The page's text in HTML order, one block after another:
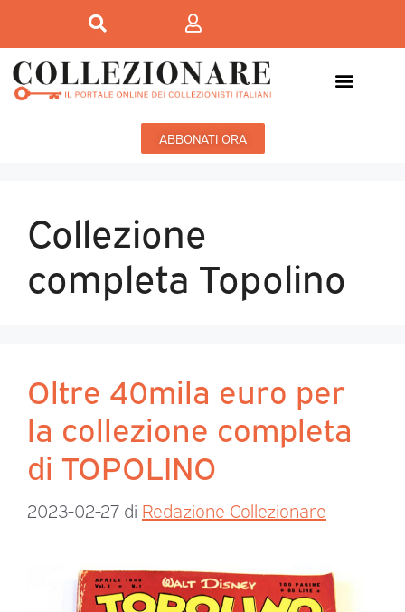
ABBONATI ORA
Collezione
completa Topolino
Oltre 40mila euro per
la collezione completa
di TOPOLINO
2023-02-27 di Redazione Collezionare